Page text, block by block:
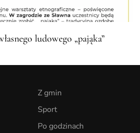
ludowego „pająka”
Z gmin
Sport
Po godzinach